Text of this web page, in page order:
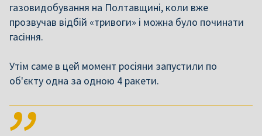
газовидобування на Полтавщині, коли вже
прозвучав відбій «тривоги» і можна було починати
гасіння.
Утім саме в цей момент росіяни запустили по
об'єкту одна за одною 4 ракети.